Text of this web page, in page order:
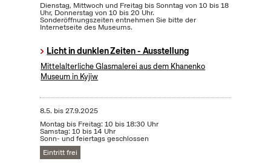
Dienstag, Mittwoch und Freitag bis Sonntag von 10 bis 18
Uhr, Donnerstag von 10 bis 20 Uhr.
Sonderöffnungszeiten entnehmen Sie bitte der
Internetseite des Museums.
Licht in dunklen Zeiten - Ausstellung
Mittelalterliche Glasmalerei aus dem Khanenko
Museum in Kyjiw
8.5. bis27.9.2025
Montag bis Freitag: 10 bis 18:30 Uhr
Samstag: 10 bis 14 Uhr
Sonn- und feiertags geschlossen
Eintritt frei